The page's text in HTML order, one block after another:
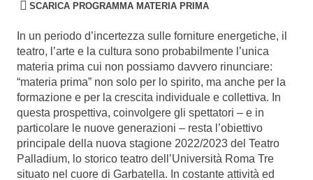
SCARICA PROGRAMMA MATERIA PRIMA
In un periodo d’incertezza sulle forniture energetiche, il
teatro, l’arte e la cultura sono probabilmente l’unica
materia prima cui non possiamo davvero rinunciare:
“materia prima” non solo per lo spirito, ma anche per la
formazione e per la crescita individuale e collettiva. In
questa prospettiva, coinvolgere gli spettatori – e in
particolare le nuove generazioni – resta l’obiettivo
principale della nuova stagione 2022/2023 del Teatro
Palladium, lo storico teatro dell’Università Roma Tre
situato nel cuore di Garbatella. In costante attività ed